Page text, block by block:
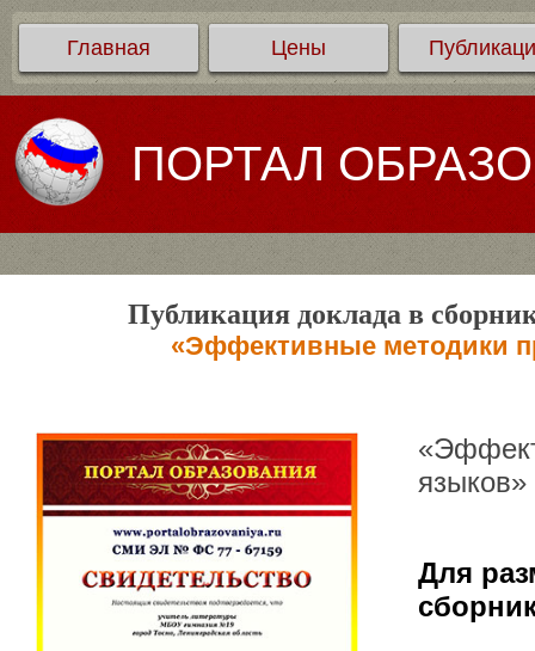
Главная Цены
ПОРТАЛ
Публикация доклада в
«Эффективные методики
языков»
Для